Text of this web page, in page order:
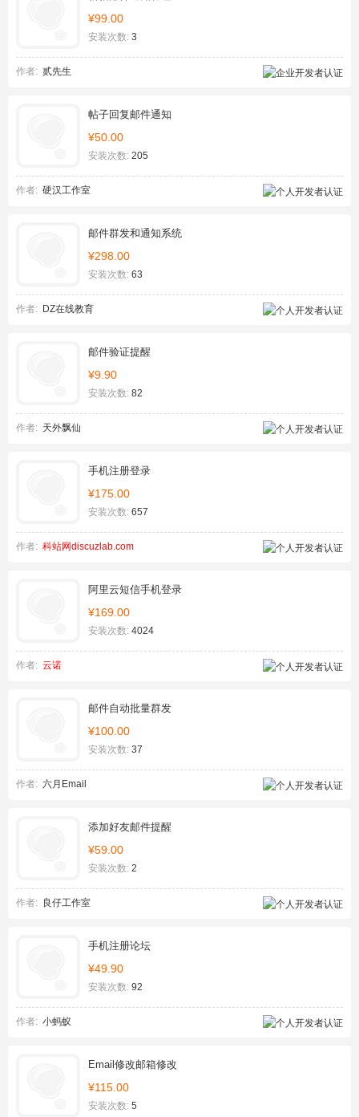
¥99.00
安装次数: 3
作者: 贰先生
帖子回复邮件通知
¥50.00
安装次数: 205
作者: 硬汉工作室
邮件群发和通知系统
¥298.00
安装次数: 63
作者: DZ在线教育
邮件验证提醒
¥9.90
安装次数: 82
作者: 天外飘仙
手机注册登录
¥175.00
安装次数: 657
作者: 科站网discuzlab.com
阿里云短信手机登录
¥169.00
安装次数: 4024
作者: 云诺
邮件自动批量群发
¥100.00
安装次数: 37
作者: 六月Email
添加好友邮件提醒
¥59.00
安装次数: 2
作者: 良仔工作室
手机注册论坛
¥49.90
安装次数: 92
作者: 小蚂蚁
Email修改邮箱修改
¥115.00
安装次数: 5